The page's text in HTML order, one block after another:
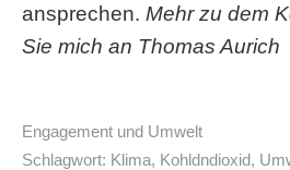
ansprechen. Mehr zu dem
Sie mich an Thomas Aurich
Engagement und Umwelt
Schlagwort: Klima, Kohldndioxid,